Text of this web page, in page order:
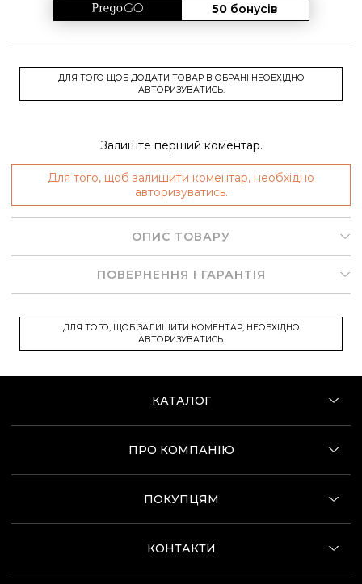
50 бонусів
ДЛЯ ТОГО ЩОБ ДОДАТИ ТОВАР В ОБРАНІ НЕОБХІДНО
АВТОРИЗУВАТИСЬ.
Залиште перший коментар.
Для того, щоб залишити коментар, необхідно
авторизуватись.
ОПИС ТОВАРУ
ПОВЕРНЕННЯ І ГАРАНТІЯ
ДЛЯ ТОГО, ЩОБ ЗАЛИШИТИ КОМЕНТАР, НЕОБХІДНО
АВТОРИЗУВАТИСЬ.
КАТАЛОГ
ПРО КОМПАНІЮ
ПОКУПЦЯМ
КОНТАКТИ